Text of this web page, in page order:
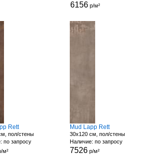
6156р/м²
Rett
пол/стены
по запросу
м²
Mud Lapp Rett
30x120 см, пол/стены
Наличие: по запросу
7526 р/м²